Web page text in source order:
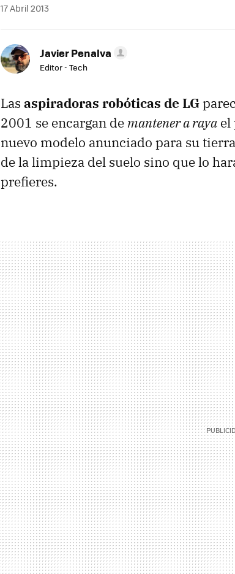
17 Abril 2013
Javier Penalva
Editor - Tech
Las aspiradoras robóticas de LG
2001 se encargan de mantener a raya el
nuevo modelo anunciado para su
de la limpieza del suelo sino que lo
prefieres.